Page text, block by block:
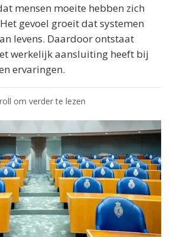
mensen moeite hebben zich
gevoel groeit dat systemen
levens. Daardoor ontstaat
werkelijk aansluiting heeft bij
ervaringen.
om verder te lezen